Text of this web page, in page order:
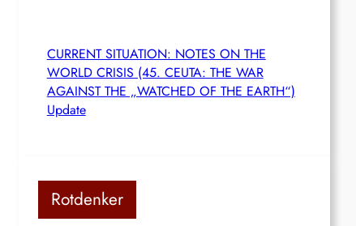
CURRENT SITUATION: NOTES ON THE
WORLD CRISIS (45. CEUTA: THE WAR
AGAINST THE „WATCHED OF THE EARTH“)
Update
Rotdenker